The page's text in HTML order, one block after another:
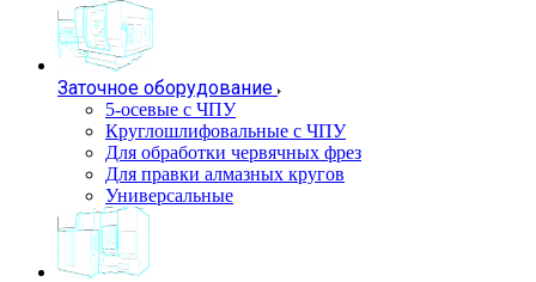
Заточное оборудование
5-осевые с ЧПУ
Круглошлифовальные с ЧПУ
Для обработки червячных фрез
Для правки алмазных кругов
Универсальные